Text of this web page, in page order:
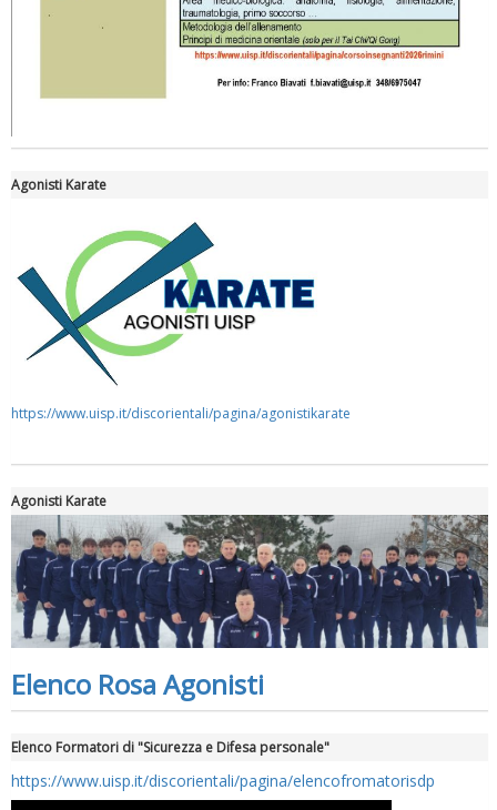
Tiziano Pesce nel Cda di Fondazione Terzjus: prima riunione a
Agonisti Karate
https://www.uisp.it/discorientali/pagina/agonistikarate
Agonisti Karate
Elenco Rosa Agonisti
Elenco Formatori di "Sicurezza e Difesa personale"
https://www.uisp.it/discorientali/pagina/elencofromatorisdp